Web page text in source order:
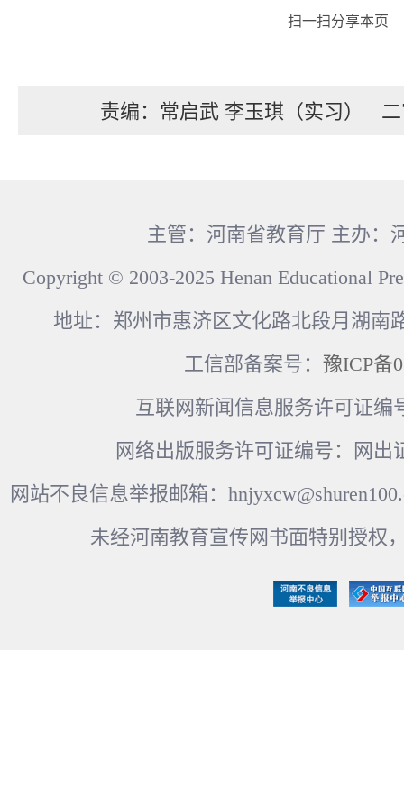
扫一扫分享本页
责编：常启武 李玉琪（实习）
主管：河南省教育厅 主办：
Copyright © 2003-2025 Henan Educational
地址：郑州市惠济区文化路北段月湖南
工信部备案号： 豫ICP备
互联网新闻信息服务许可证编
网络出版服务许可证编号：网出
网站不良信息举报邮箱：
未经河南教育宣传网书面特别授权